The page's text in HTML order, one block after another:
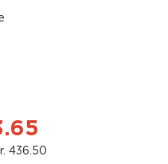
436.50